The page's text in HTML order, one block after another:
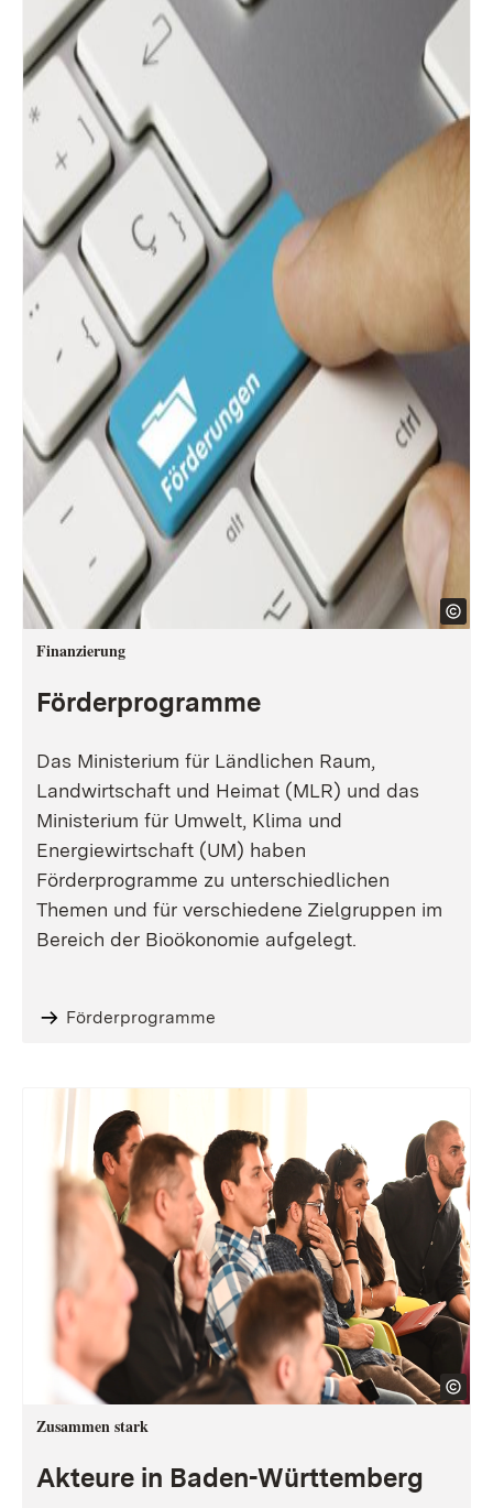
Finanzierung
Förderprogramme
Das Ministerium für Ländlichen Raum,
Landwirtschaft und Heimat (MLR) und das
Ministerium für Umwelt, Klima und
Energiewirtschaft (UM) haben
Förderprogramme zu unterschiedlichen
Themen und für verschiedene Zielgruppen im
Bereich der Bioökonomie aufgelegt.
Förderprogramme
Zusammen stark
Akteure in Baden-Württemberg